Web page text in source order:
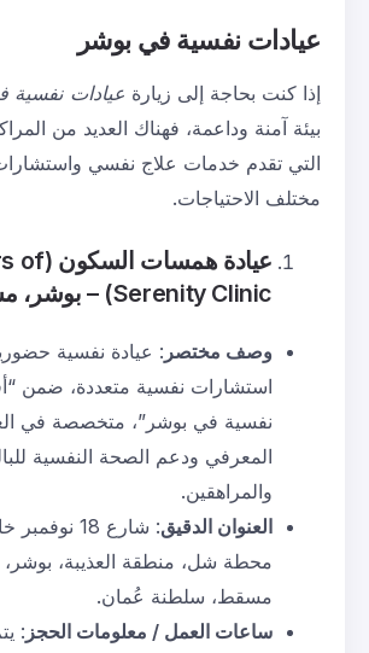
عيادات نفسية في بوشر
إذا كنت بحاجة إلى زيارة عيادات نفسية
بيئة آمنة وداعمة، فهناك العديد من
التي تقدم خدمات علاج نفسي
مختلف الاحتياجات.
عيادة همسات السكون of
Serenity Clinic) –
بوشر،
وصف مختصر : عيادة نفسية
استشارات نفسية متعددة، ضمن
نفسية في بوشر”، متخصصة في
المعرفي ودعم الصحة النفسية
والمراهقين.
العنوان الدقيق
: شارع 18
محطة شل، منطقة العذيبة،
مسقط، سلطنة عُمان.
ساعات العمل / معلومات الحجز :